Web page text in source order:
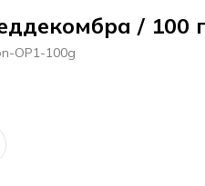
/ 100 г
OP1-100g